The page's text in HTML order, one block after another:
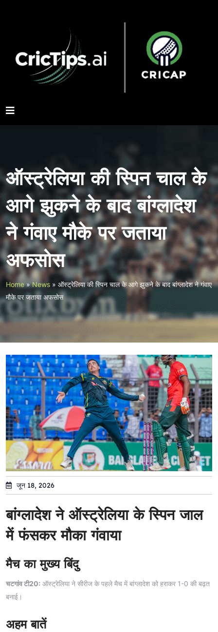
ऑस्ट्रेलिया की स्पिन चाल के
आगे झुकने के बाद बांग्लादेश
ने गंवाए मौके पर जताया
अफसोस
Home»News » ऑस्ट्रेलिया की स्पिन चाल के आगे झुकने के बाद बांग्लादेश ने गंवाए
मौके पर जताया अफसोस
जून 18, 2026
बांग्लादेश ने ऑस्ट्रेलिया के स्पिन जाल
में फंसकर मौका गंवाया
मैच का मुख्य बिंदु
चटगांव टी20: ऑस्ट्रेलिया ने सीरीज के पहले मैच में बांग्लादेश को हराकर 1-0 की बढ़त
बनाई।
अहम बातें